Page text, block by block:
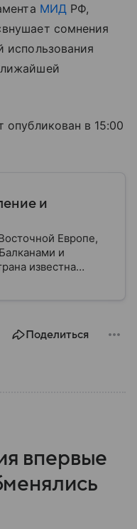
МИД РФ,
сомнения
использования
опубликован в 15:00
и
Европе,
и
известна
Карпатскими
Поделиться
впервые